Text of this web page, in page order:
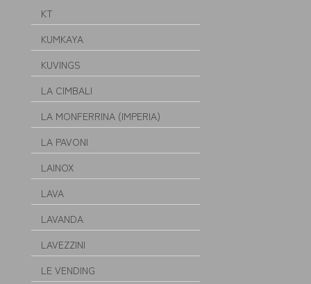
KT
KUMKAYA
KUVINGS
LA CIMBALI
LA MONFERRINA (IMPERIA)
LA PAVONI
LAINOX
LAVA
LAVANDA
LAVEZZINI
LE VENDING